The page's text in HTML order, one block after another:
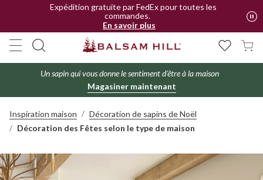
Expédition gratuite par FedEx pour toutes les
commandes.
En savoir plus
Un sapin qui vous donne le sentiment d'être à la maison
Magasiner maintenant
Inspiration maison
Décoration de sapins de Noël
Décoration des Fêtes selon le type de maison